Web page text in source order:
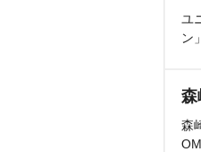
ユ
ン
森
森